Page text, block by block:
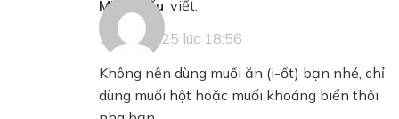
Minh Hiếu viết:
11/09/2025 lúc 18:56
Không nên dùng muối ăn (i-ốt) bạn nhé, chỉ
dùng muối hột hoặc muối khoáng biển thôi